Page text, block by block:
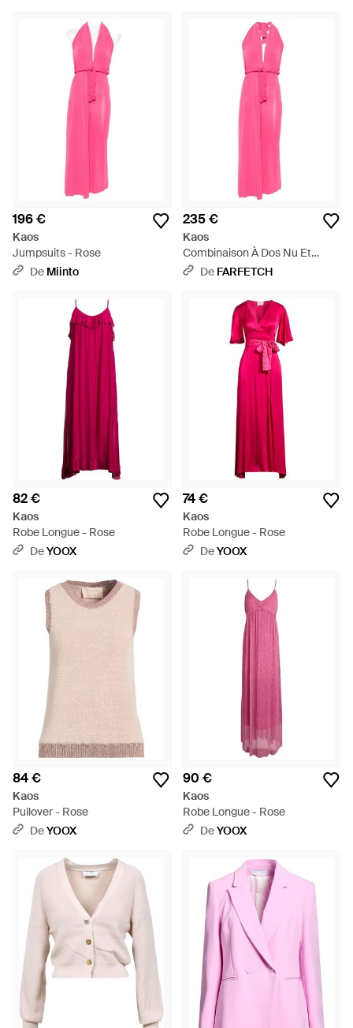
196 €
Kaos
Jumpsuits - Rose
De Miinto
235 €
Kaos
Combinaison À Dos Nu Et
Ceinture Tressée - Rose
De FARFETCH
82 €
Kaos
Robe Longue - Rose
DeYOOX
74 €
Kaos
Robe Longue - Rose
DeYOOX
84 €
Kaos
Pullover - Rose
DeYOOX
90 €
Kaos
Robe Longue - Rose
DeYOOX